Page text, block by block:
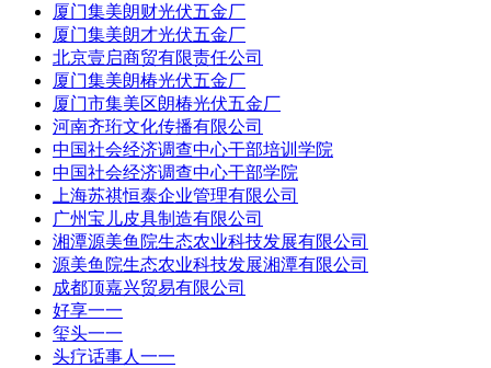
厦门集美朗财光伏五金厂
厦门集美朗才光伏五金厂
北京壹启商贸有限责任公司
厦门集美朗椿光伏五金厂
厦门市集美区朗椿光伏五金厂
河南齐珩文化传播有限公司
中国社会经济调查中心干部培训学院
中国社会经济调查中心干部学院
上海苏祺恒泰企业管理有限公司
广州宝儿皮具制造有限公司
湘潭源美鱼院生态农业科技发展有限公司
源美鱼院生态农业科技发展湘潭有限公司
成都顶嘉兴贸易有限公司
好享一一
玺头一一
头疗话事人一一